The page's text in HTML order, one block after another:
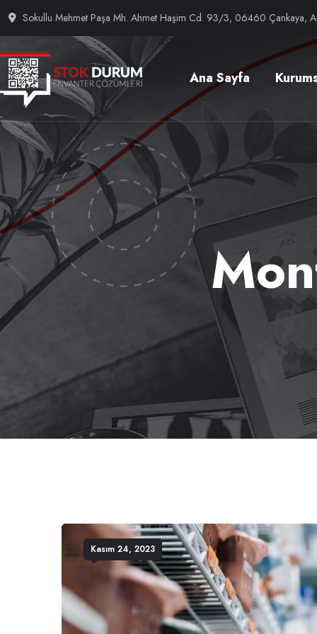
Sokullu Mehmet Paşa Mh. Ahmet Haşim Cd. 93/3, 06460 Çankaya,
Ana Sayfa
Kasım 24, 2023